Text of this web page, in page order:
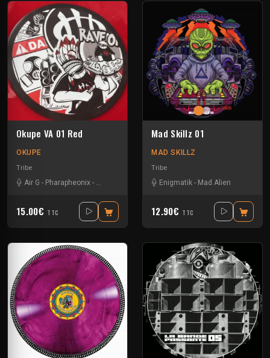
Okupe VA 01 Red
OKUPE
Tribe
Air G - Pharapheonix - Xtech
15.00€ TTC
Mad Skillz 01
MAD SKILLZ
Tribe
Enigmatik - Mad Alien
12.90€ TTC